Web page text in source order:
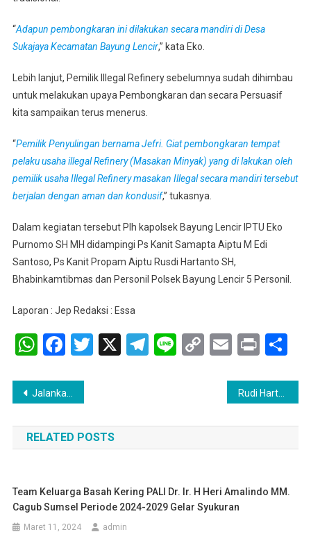
“Adapun pembongkaran ini dilakukan secara mandiri di Desa
Sukajaya Kecamatan Bayung Lencir,” kata Eko.
Lebih lanjut, Pemilik Illegal Refinery sebelumnya sudah dihimbau
untuk melakukan upaya Pembongkaran dan secara Persuasif
kita sampaikan terus menerus.
“Pemilik Penyulingan bernama Jefri. Giat pembongkaran tempat
pelaku usaha illegal Refinery (Masakan Minyak) yang di lakukan oleh
pemilik usaha Illegal Refinery masakan Illegal secara mandiri tersebut
berjalan dengan aman dan kondusif,” tukasnya.
Dalam kegiatan tersebut Plh kapolsek Bayung Lencir IPTU Eko
Purnomo SH MH didampingi Ps Kanit Samapta Aiptu M Edi
Santoso, Ps Kanit Propam Aiptu Rusdi Hartanto SH,
Bhabinkamtibmas dan Personil Polsek Bayung Lencir 5 Personil.
Laporan : Jep Redaksi : Essa
WhatsApp
Facebook
Twitter
X Telegram
LineCopyEmail
Print
Navigasi
pos
Jalankan Instruksi Kapolda, Polsek Babat Toman Bongkar Illegal Refinery di Desa Sungai Angit
RELATED POSTS
Team Keluarga Basah Kering PALI Dr. Ir. H Heri Amalindo MM.
Cagub Sumsel Periode 2024-2029 Gelar Syukuran
Maret 11, 2024 admin